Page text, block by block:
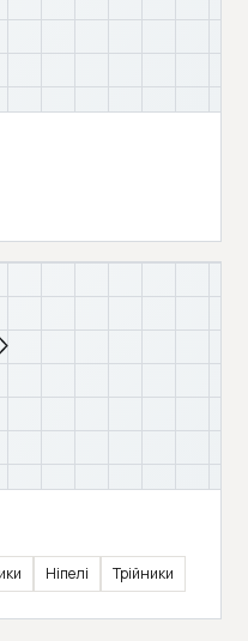
Ніпелі Трійники